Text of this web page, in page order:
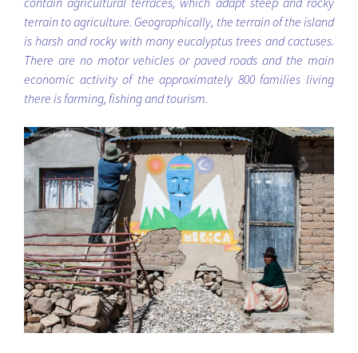
terrain to agriculture. Geographically, the terrain of the island
is harsh and rocky with manyeucalyptus trees and cactuses.
There are no motor vehicles or paved roads and the main
economic activity of the approximately 800 families living
there is farming, fishing and tourism.